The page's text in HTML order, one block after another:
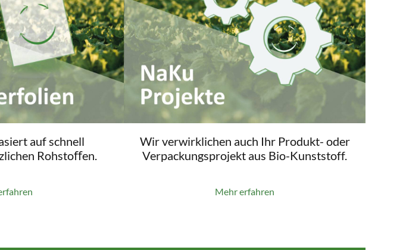
auf schnell
Rohstoﬀen.
Wir verwirklichen auch Ihr Produkt- oder
Verpackungsprojekt aus Bio-Kunststoff.
Mehr erfahren